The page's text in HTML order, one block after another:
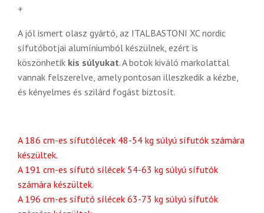
+
A jól ismert olasz gyártó, az ITALBASTONI XC nordic
sífutóbotjai alumíniumból készülnek, ezért is
köszönhetik kis súlyukat. A botok kiváló markolattal
vannak felszerelve, amely pontosan illeszkedik a kézbe,
és kényelmes és szilárd fogást biztosít.
A 186 cm-es sífutólécek 48-54 kg súlyú sífutók számára
készültek.
A 191 cm-es sífutó sílécek 54-63 kg súlyú sífutók
számára készültek.
A 196 cm-es sífutó sílécek 63-73 kg súlyú sífutók